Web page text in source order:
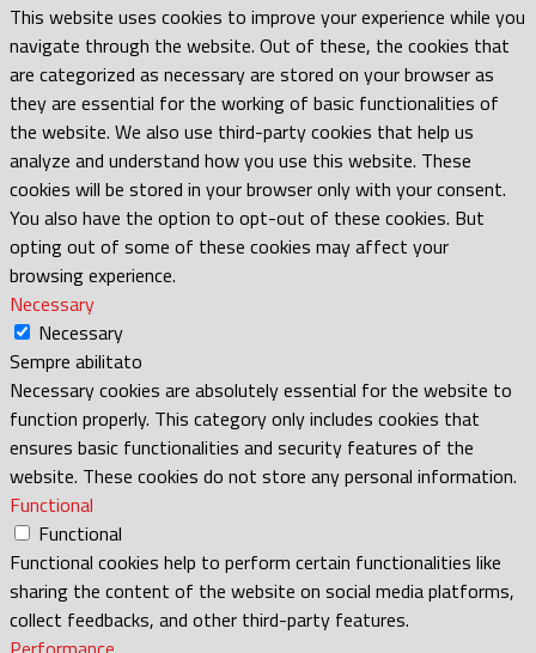
This website uses cookies to improve your experience while you
navigate through the website. Out of these, the cookies that
are categorized as necessary are stored on your browser as
they are essential for the working of basic functionalities of
the website. We also use third-party cookies that help us
analyze and understand how you use this website. These
cookies will be stored in your browser only with your consent.
You also have the option to opt-out of these cookies. But
opting out of some of these cookies may affect your
browsing experience.
Necessary
Necessary
Sempre abilitato
Necessary cookies are absolutely essential for the website to
function properly. This category only includes cookies that
ensures basic functionalities and security features of the
website. These cookies do not store any personal information.
Functional
Functional
Functional cookies help to perform certain functionalities like
sharing the content of the website on social media platforms,
collect feedbacks, and other third-party features.